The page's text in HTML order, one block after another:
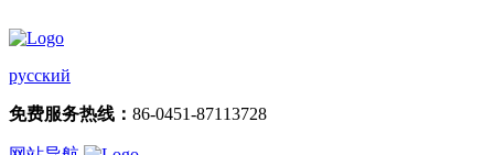
русский
免费服务热线： 86-0451-87113728